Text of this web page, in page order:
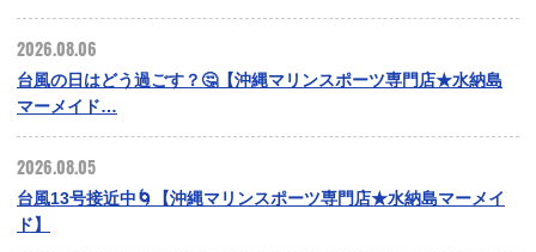
2026.08.06
台風の日はどう過ごす？🤔【沖縄マリンスポーツ専門店★水納島
マーメイド…
2026.08.05
台風13号接近中🌀【沖縄マリンスポーツ専門店★水納島マーメイ
ド】